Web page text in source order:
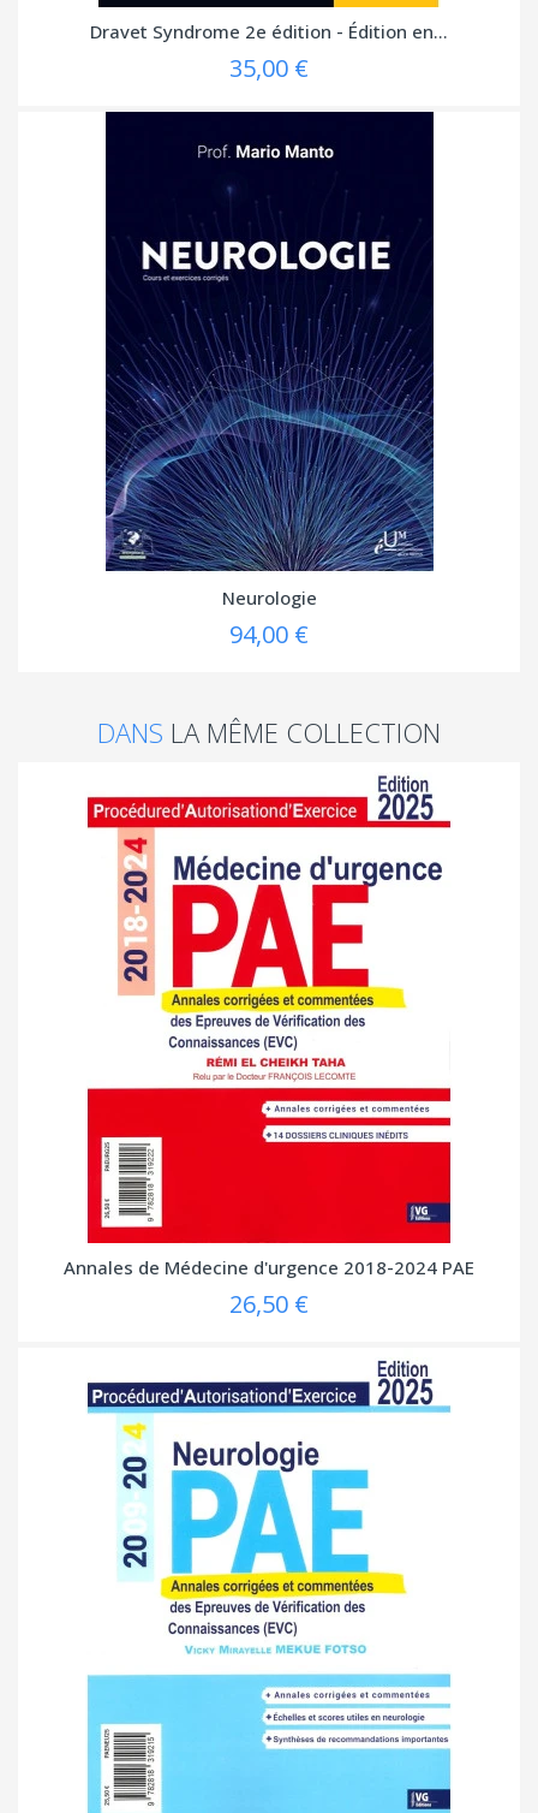
Dravet Syndrome 2e édition - Édition en...
35,00 €
Neurologie
94,00 €
DANS LA MÊME COLLECTION
Annales de Médecine d'urgence 2018-2024 PAE
26,50 €